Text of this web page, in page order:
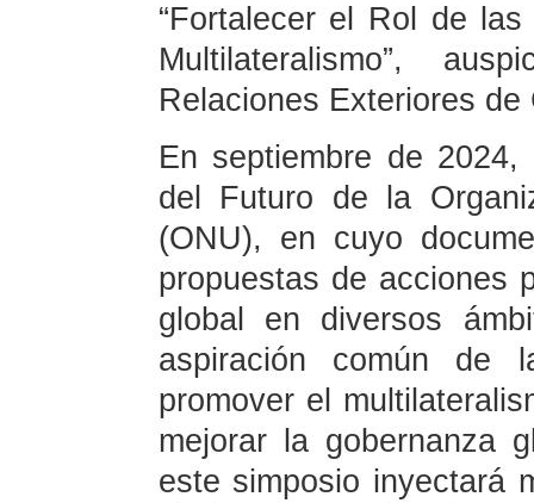
“Fortalecer el Rol de
Multilateralismo”,
Relaciones Exteriores de
En septiembre de
del Futuro de la
(ONU), en cuyo
propuestas de acciones
global en diversos
aspiración común de
promover el
mejorar la gobernanza
este simposio inyectará